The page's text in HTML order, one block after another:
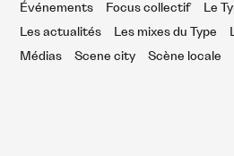
Événements
Focus collectif
Le
Les actualités
Les mixes du Type
Médias
Scene city Scène locale